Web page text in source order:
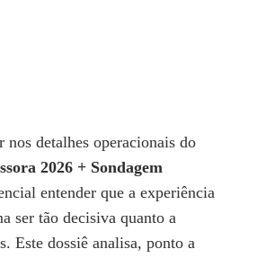
nos detalhes operacionais do
2026 + Sondagem
entender que a experiência
ser tão decisiva quanto a
Este dossiê analisa, ponto a